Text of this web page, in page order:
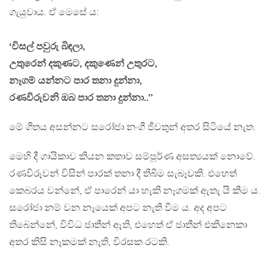
ගැයුවාය. ඒ මෙසේ ය:
‘විසල් පවුරු බිඳලා,
උතුරෙන් දකුණට, දකුණෙන් උතුරට,
නෑගම් යන්නට පාර තනා දුන්නා,
රණවිරුවනි ඔබ පාර තනා දුන්නා..’’
මේ ගීතය අසන්නට සරෝජා නංගී ජීවතුන් අතර සිටියේ නැත.
මෙහි දී ගායිකාව කියන කතාව සම්පූර්ණ අසත්‍යයක් නොවේ.
රණවිරුවන් විසින් පාරක් තනා දී තිබීම සැබෑවකි. එහෙත්
කෙබරය වන්නේ, ඒ පාරෙන් යා හැකි නෑගමක් ඇතැ යි කීම ය.
සරෝජා නම් වන නෑයෙක් අපට නැති වීම ය. අද අපට
තිබෙන්නේ, විවිධ ජාතීන් ඇති, එහෙත් ඒ ජාතීන් එකිනෙකා
අතර කිසි නෑකමක් නැති, විරසක රටකි.